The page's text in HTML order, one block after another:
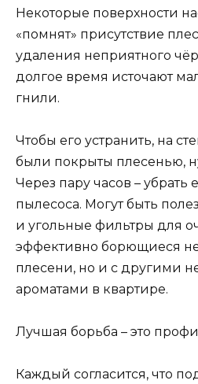
Некоторые поверхности
«помнят» присутствие
удаления неприятного
долгое время источают
гнили.
Чтобы его устранить, на
были покрыты плесенью,
Через пару часов –
пылесоса. Могут быть
и угольные фильтры для
эффективно борющиеся не
плесени, но и с другими
ароматами в квартире.
Лучшая борьба – это
Каждый согласится, что